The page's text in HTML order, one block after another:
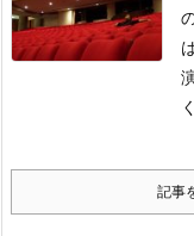
記事